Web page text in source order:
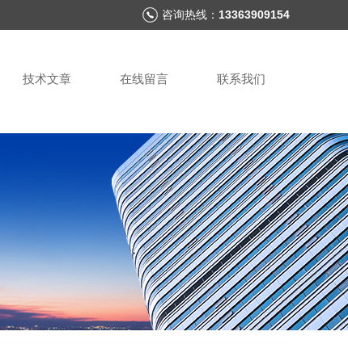
咨询热线： 13363909154
技术文章 在线留言 联系我们